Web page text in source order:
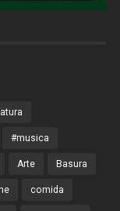
#musica
Arte Basura
comida